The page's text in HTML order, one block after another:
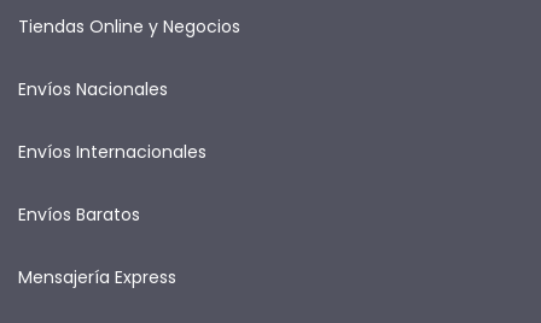
Tiendas Online y Negocios
Envíos Nacionales
Envíos Internacionales
Envíos Baratos
Mensajería Express